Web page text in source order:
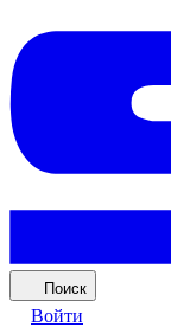
Поиск
Войти